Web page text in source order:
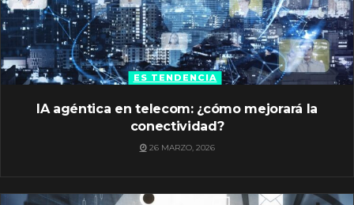
ES TENDENCIA
IA agéntica en telecom: ¿cómo mejorará la
conectividad?
26 MARZO, 2026